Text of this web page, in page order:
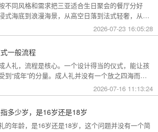
不同风格和需求把三亚适合生日聚会的餐厅分好
式海底到浪漫海景，从高空日落到法式轻奢，从热
高性价比好店，直接对号入座就行。2026-07-23 16:05:28
一般流程
人礼，流程是核心。一个设计得当的仪式，能让孩
到“成年”的分量。成人礼并没有一个放之四海而皆
模板，它可以根据不同的风格和规模灵活调整。下面
传统、现代和家庭聚会三种主要场景的完整流程，
2026-07-16 11:13:24
多少岁，是16岁还是18岁
的年龄，是16岁还是18岁，这个问题并没有一个简